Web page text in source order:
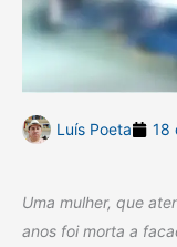
Luís Poeta 18
Uma mulher, que
anos foi morta a